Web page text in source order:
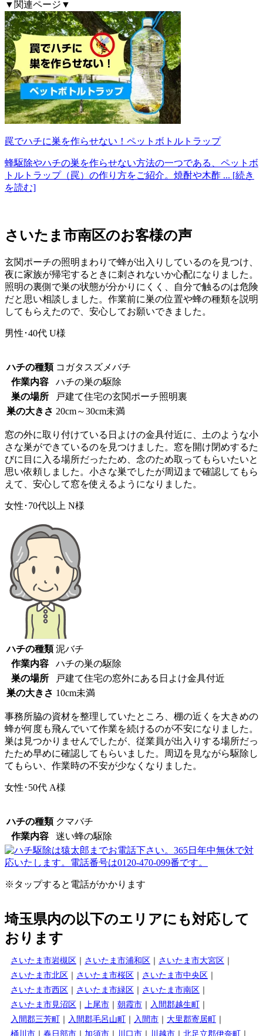
▼関連ページ▼
罠でハチに巣を作らせない！ペットボトルトラップ
蜂駆除やハチの巣を作らせない方法の一つである、ペットボ
トルトラップ（罠）の作り方をご紹介。焼酎や木酢 ... [続き
を読む]
さいたま市南区のお客様の声
玄関ポーチの照明まわりで蜂が出入りしているのを見つけ、
夜に家族が帰宅するときに刺されないか心配になりました。
照明の裏側で巣の状態が分かりにくく、自分で触るのは危険
だと思い相談しました。作業前に巣の位置や蜂の種類を説明
してもらえたので、安心してお願いできました。
男性･40代 U様
ハチの種類 コガタスズメバチ
作業内容
ハチの巣の駆除
巣の場所
戸建て住宅の玄関ポーチ照明裏
巣の大きさ 20cm～30cm未満
窓の外に取り付けている日よけの金具付近に、土のような小
さな巣ができているのを見つけました。窓を開け閉めするた
びに目に入る場所だったため、念のため取ってもらいたいと
思い依頼しました。小さな巣でしたが周辺まで確認してもら
えて、安心して窓を使えるようになりました。
女性･70代以上 N様
ハチの種類 泥バチ
作業内容
ハチの巣の駆除
巣の場所
戸建て住宅の窓外にある日よけ金具付近
巣の大きさ 10cm未満
事務所脇の資材を整理していたところ、棚の近くを大きめの
蜂が何度も飛んでいて作業を続けるのが不安になりました。
巣は見つかりませんでしたが、従業員が出入りする場所だっ
たため早めに確認してもらいました。周辺を見ながら駆除し
てもらい、作業時の不安が少なくなりました。
女性･50代 A様
ハチの種類 クマバチ
作業内容
迷い蜂の駆除
※タップすると電話がかかります
埼玉県内の以下のエリアにも対応して
おります
さいたま市岩槻区 さいたま市浦和区
さいたま市大宮区
さいたま市北区
さいたま市桜区
さいたま市中央区
さいたま市西区
さいたま市緑区
さいたま市南区
さいたま市見沼区
上尾市 朝霞市
入間郡越生町
入間郡三芳町
入間郡毛呂山町 入間市
大里郡寄居町
桶川市
春日部市 加須市 川口市 川越市
北足立郡伊奈町